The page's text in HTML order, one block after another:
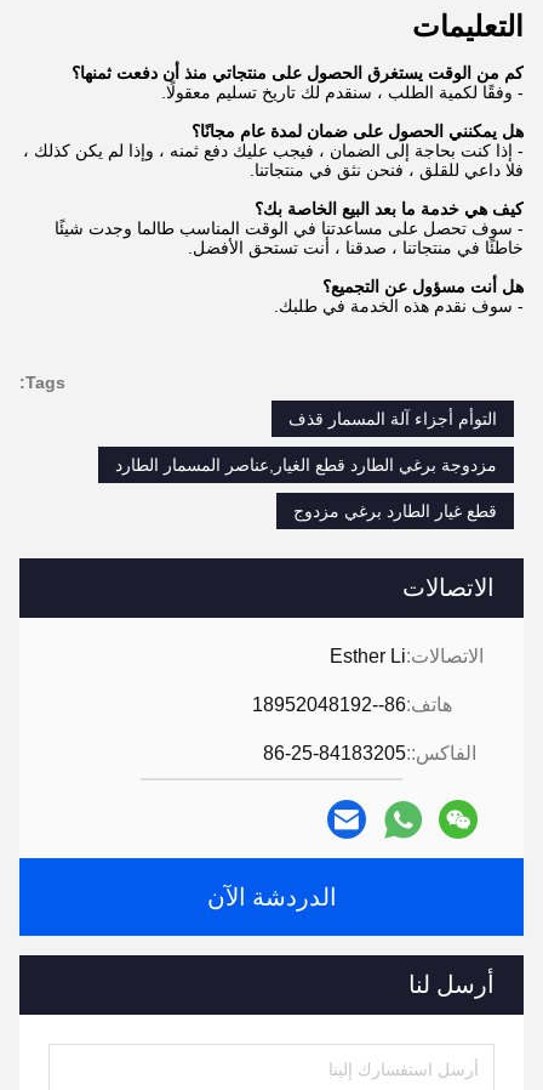
الاتصالات
الاتصالات:Esther Li
هاتف:86--18952048192
الفاكس::86-25-84183205
الدردشة الآن
أرسل لنا
التعليمات
كم من الوقت يستغرق الحصول على منتجاتي منذ أن دفعت ثمنها؟
- وفقًا لكمية الطلب ، سنقدم لك تاريخ تسليم معقولًا.
هل يمكنني الحصول على ضمان لمدة عام مجانًا؟
- إذا كنت بحاجة إلى الضمان ، فيجب عليك دفع ثمنه ، وإذا لم يكن كذلك ،
فلا داعي للقلق ، فنحن نثق في منتجاتنا.
كيف هي خدمة ما بعد البيع الخاصة بك؟
- سوف تحصل على مساعدتنا في الوقت المناسب طالما وجدت شيئًا
خاطئًا في منتجاتنا ، صدقنا ، أنت تستحق الأفضل.
هل أنت مسؤول عن التجميع؟
- سوف نقدم هذه الخدمة في طلبك.
Tags:
التوأم أجزاء آلة المسمار قذف
مزدوجة برغي الطارد قطع الغيار,عناصر المسمار الطارد
قطع غيار الطارد برغي مزدوج